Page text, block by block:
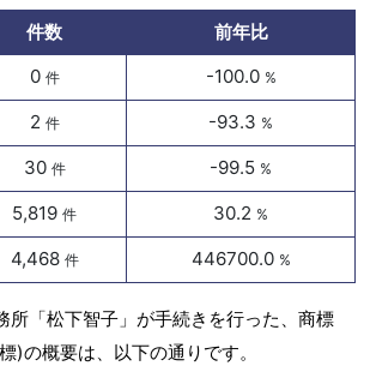
件数
前年比
0 件 -100.0 %
2 件 -93.3 %
30 件 -99.5 %
5,819 件 30.2 %
4,468 件 446700.0 %
所「松下智子」が手続きを行った、商標
)の概要は、以下の通りです。